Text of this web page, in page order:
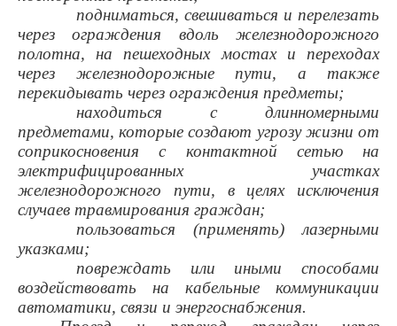
подниматься, свешиваться и перелезать
через ограждения вдоль железнодорожного
полотна, на пешеходных мостах и переходах
через железнодорожные пути, а также
перекидывать через ограждения предметы;
находиться с длинномерными
предметами, которые создают угрозу жизни от
соприкосновения с контактной сетью на
электрифицированных участках
железнодорожного пути, в целях исключения
случаев травмирования граждан;
пользоваться (применять) лазерными
указками;
повреждать или иными способами
воздействовать на кабельные коммуникации
автоматики, связи и энергоснабжения.